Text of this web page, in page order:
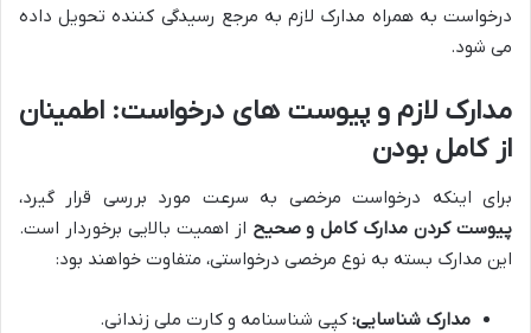
درخواست به همراه مدارک لازم به مرجع رسیدگی کننده تحویل داده
می شود.
مدارک لازم و پیوست های درخواست: اطمینان
از کامل بودن
برای اینکه درخواست مرخصی به سرعت مورد بررسی قرار گیرد،
پیوست کردن مدارک کامل و صحیح از اهمیت بالایی برخوردار است.
این مدارک بسته به نوع مرخصی درخواستی، متفاوت خواهند بود:
مدارک شناسایی: کپی شناسنامه و کارت ملی زندانی.